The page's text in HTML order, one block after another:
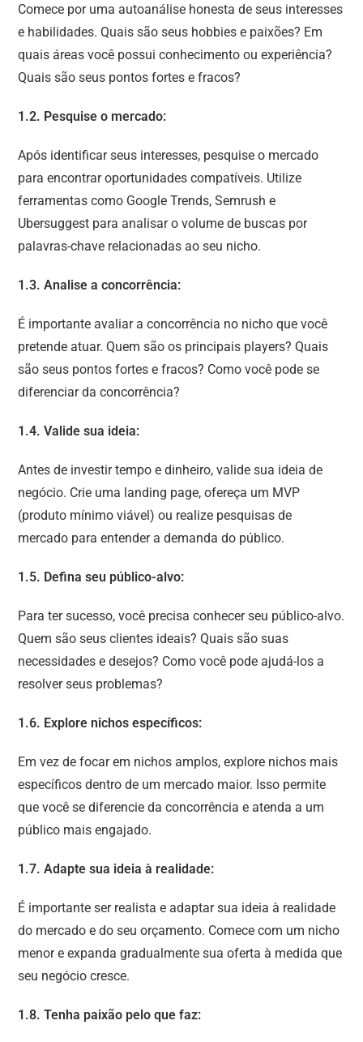
Comece por uma autoanálise honesta de seus interesses
e habilidades. Quais são seus hobbies e paixões? Em
quais áreas você possui conhecimento ou experiência?
Quais são seus pontos fortes e fracos?
1.2. Pesquise o mercado:
Após identificar seus interesses, pesquise o mercado
para encontrar oportunidades compatíveis. Utilize
ferramentas como Google Trends, Semrush e
Ubersuggest para analisar o volume de buscas por
palavras-chave relacionadas ao seu nicho.
1.3. Analise a concorrência:
É importante avaliar a concorrência no nicho que você
pretende atuar. Quem são os principais players? Quais
são seus pontos fortes e fracos? Como você pode se
diferenciar da concorrência?
1.4. Valide sua ideia:
Antes de investir tempo e dinheiro, valide sua ideia de
negócio. Crie uma landing page, ofereça um MVP
(produto mínimo viável) ou realize pesquisas de
mercado para entender a demanda do público.
1.5. Defina seu público-alvo:
Para ter sucesso, você precisa conhecer seu público-alvo.
Quem são seus clientes ideais? Quais são suas
necessidades e desejos? Como você pode ajudá-los a
resolver seus problemas?
1.6. Explore nichos específicos:
Em vez de focar em nichos amplos, explore nichos mais
específicos dentro de um mercado maior. Isso permite
que você se diferencie da concorrência e atenda a um
público mais engajado.
1.7. Adapte sua ideia à realidade:
É importante ser realista e adaptar sua ideia à realidade
do mercado e do seu orçamento. Comece com um nicho
menor e expanda gradualmente sua oferta à medida que
seu negócio cresce.
1.8. Tenha paixão pelo que faz: